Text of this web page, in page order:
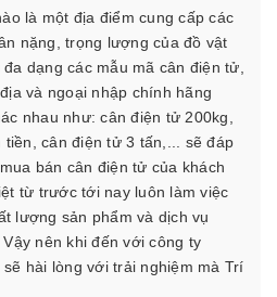
là một địa điểm cung cấp các
nặng, trọng lượng của đồ vật
dạng các mẫu mã cân điện tử,
và ngoại nhập chính hãng
nhau như:cân điện tử 200kg
tiền cân điện tử 3 tấn ,... sẽ đáp
bán cân điện tử của khách
từ trước tới nay luôn làm việc
lượng sản phẩm và dịch vụ
nên khi đến với công ty
hài lòng với trải nghiệm mà Trí